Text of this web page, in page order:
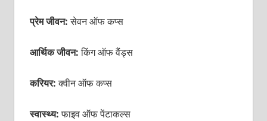
प्रेम जीवन:सेवन ऑफ कप्स
आर्थिक जीवन:किंग ऑफ वैंड्स
करियर:क्वीन ऑफ कप्स
स्वास्थ्य:फाइव ऑफ पेंटाकल्स